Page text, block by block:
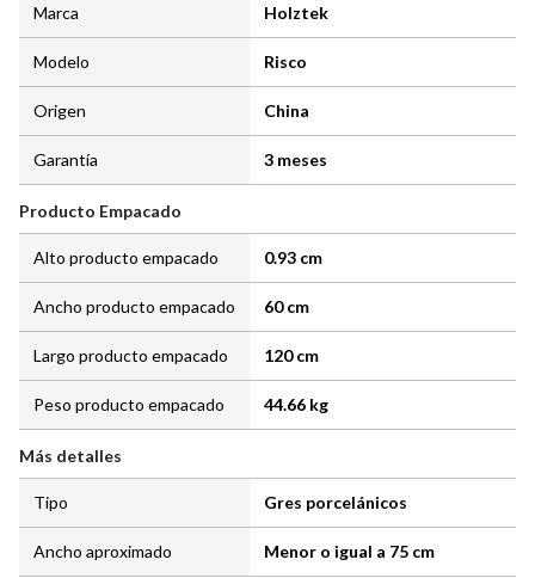
Marca Holztek
Modelo Risco
Origen China
Garantía 3 meses
Producto Empacado
Alto producto empacado 0.93 cm
Ancho producto empacado 60 cm
Largo producto empacado 120 cm
Peso producto empacado 44.66 kg
Más detalles
Tipo Gres porcelánicos
Ancho aproximado Menor o igual a 75 cm